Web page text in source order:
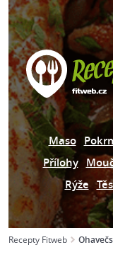
Maso
Přílohy
Rýže
Recepty Fitweb